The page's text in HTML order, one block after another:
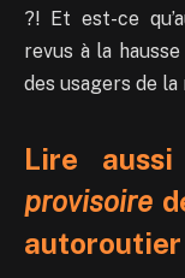
?! Et est-ce
revus à la
des usagers de
Lire
provisoire
autoroutier